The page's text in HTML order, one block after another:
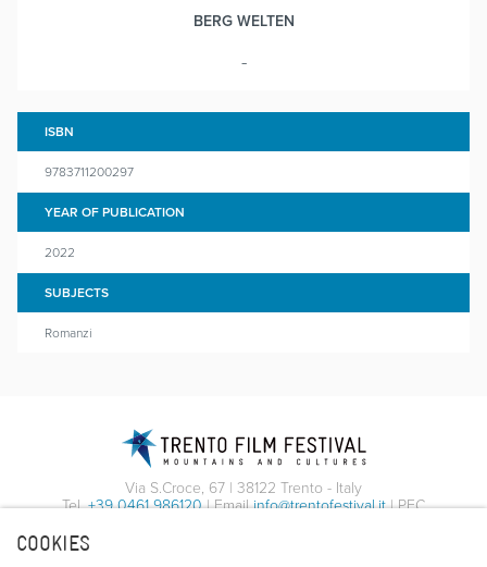
COOKIES
BERG WELTEN
-
ISBN
9783711200297
YEAR OF PUBLICATION
2022
SUBJECTS
Romanzi
Via S.Croce, 67 | 38122 Trento - Italy
Tel.+39 0461 986120| Emailinfo@trentofestival.it| PEC